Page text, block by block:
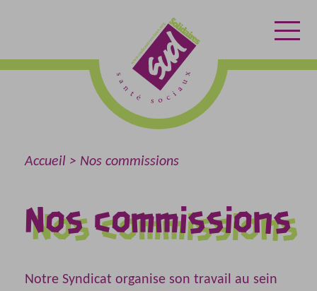
contenu
menu
l'accueil
Accueil Nos commissions
Nos commissions
Notre Syndicat organise son travail au sein